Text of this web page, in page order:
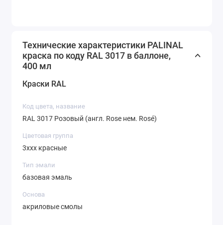
Технические характеристики PALINAL
краска по коду RAL 3017 в баллоне,
400 мл
Краски RAL
Код цвета, название
RAL 3017 Розовый (англ. Rose нем. Rosé)
Цветовая группа
3ххх красные
Тип эмали
базовая эмаль
Основа
акриловые смолы